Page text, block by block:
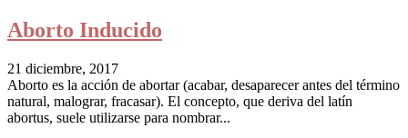
Aborto Inducido
21 diciembre, 2017
Aborto es la acción de abortar (acabar, desaparecer antes del término
natural, malograr, fracasar). El concepto, que deriva del latín
abortus, suele utilizarse para nombrar...